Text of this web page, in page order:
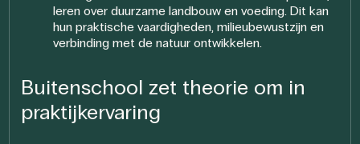
leren over duurzame landbouw en voeding. Dit kan
hun praktische vaardigheden, milieubewustzijn en
verbinding met de natuur ontwikkelen.
Buitenschool zet theorie om in
praktijkervaring